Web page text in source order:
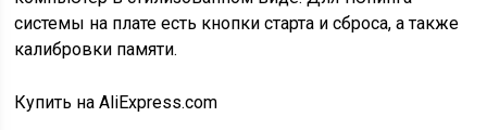
системы на плате есть кнопки старта и сброса, а также
калибровки памяти.
Купить на AliExpress.com